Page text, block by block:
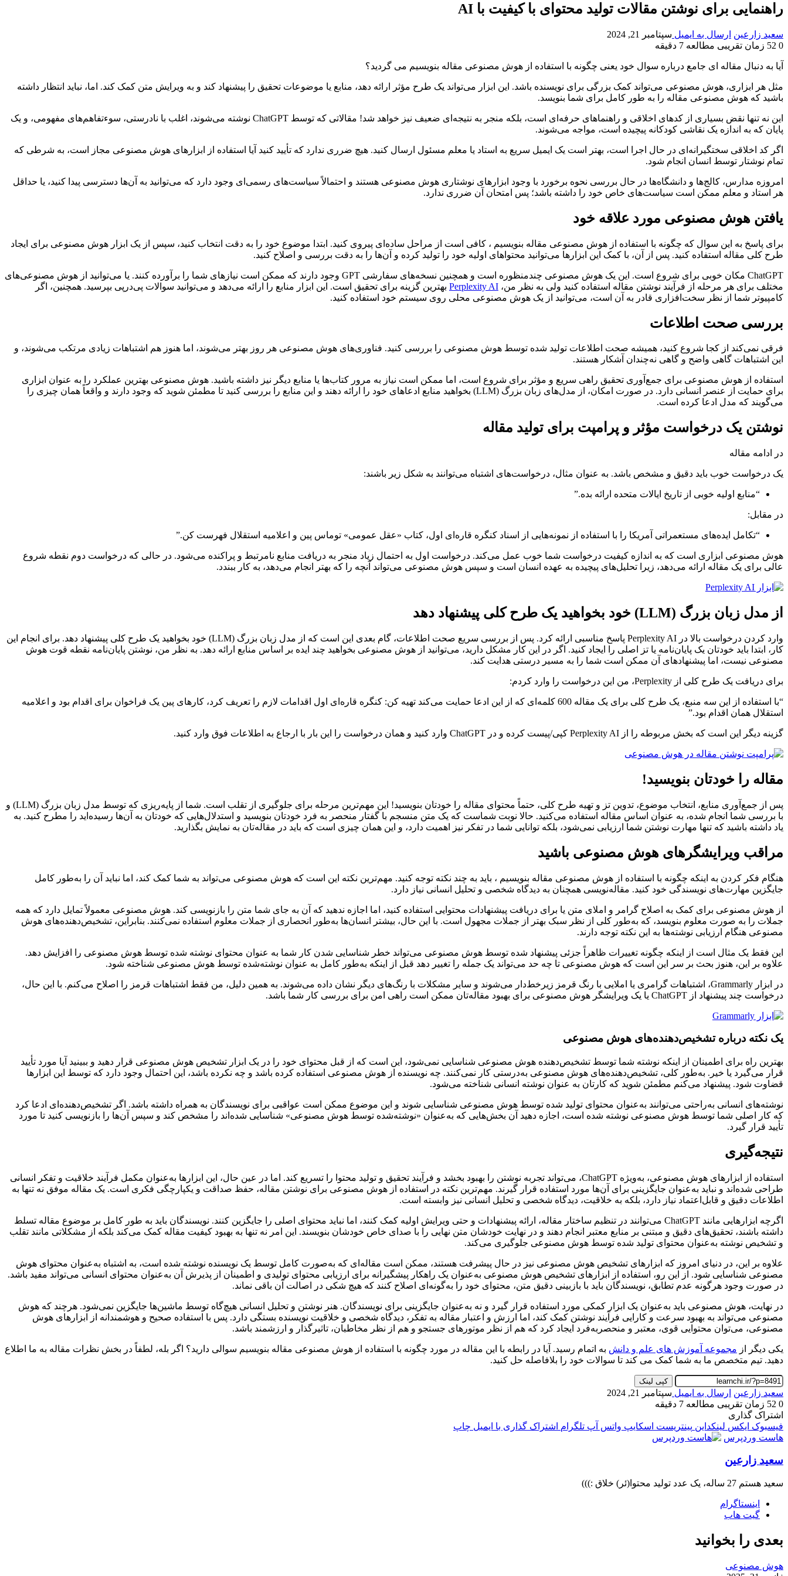
راهنمایی برای نوشتن مقالات تولید محتوای با کیفیت با AI
سعید زارعین ارسال به ایمیل سپتامبر 21, 2024
0
زمان تقریبی مطالعه 7 دقیقه
آیا به دنبال مقاله ای جامع درباره سوال خود یعنی چگونه با استفاده از هوش مصنوعی مقاله بنویسیم می گردید؟
مثل هر ابزاری، هوش مصنوعی می‌تواند کمک بزرگی برای نویسنده باشد. این ابزار می‌تواند یک طرح مؤثر ارائه دهد، منابع یا موضوعات تحقیق را پیشنهاد کند و به ویرایش متن کمک کند. اما، نباید انتظار داشته
باشید که هوش مصنوعی مقاله را به طور کامل برای شما بنویسد.
این نه تنها نقض بسیاری از کدهای اخلاقی و راهنماهای حرفه‌ای است، بلکه منجر به نتیجه‌ای ضعیف نیز خواهد شد! مقالاتی که توسط ChatGPT نوشته می‌شوند، اغلب با نادرستی‌، سوءتفاهم‌های مفهومی، و یک
پایان‌ که به اندازه یک نقاشی کودکانه پیچیده است، مواجه می‌شوند.
اگر کد اخلاقی سختگیرانه‌ای در حال اجرا است، بهتر است یک ایمیل سریع به استاد یا معلم مسئول ارسال کنید. هیچ ضرری ندارد که تأیید کنید آیا استفاده از ابزارهای هوش مصنوعی مجاز است، به شرطی که
تمام نوشتار توسط انسان انجام شود.
امروزه مدارس، کالج‌ها و دانشگاه‌ها در حال بررسی نحوه برخورد با وجود ابزارهای نوشتاری هوش مصنوعی هستند و احتمالاً سیاست‌های رسمی‌ای وجود دارد که می‌توانید به آن‌ها دسترسی پیدا کنید، یا حداقل
هر استاد و معلم ممکن است سیاست‌های خاص خود را داشته باشد؛ پس امتحان آن ضرری ندارد.
یافتن هوش مصنوعی مورد علاقه خود
برای پاسخ به این سوال که چگونه با استفاده از هوش مصنوعی مقاله بنویسیم ، کافی است از مراحل ساده‌ای پیروی کنید. ابتدا موضوع خود را به دقت انتخاب کنید، سپس از یک ابزار هوش مصنوعی برای ایجاد
طرح کلی مقاله استفاده کنید. پس از آن، با کمک این ابزارها می‌توانید محتواهای اولیه خود را تولید کرده و آن‌ها را به دقت بررسی و اصلاح کنید.
ChatGPT مکان خوبی برای شروع است. این یک هوش مصنوعی چندمنظوره است و همچنین نسخه‌های سفارشی GPT وجود دارند که ممکن است نیازهای شما را برآورده کنند. یا می‌توانید از هوش مصنوعی‌های
مختلف برای هر مرحله از فرآیند نوشتن مقاله استفاده کنید ولی به نظر من، Perplexity AI بهترین گزینه برای تحقیق است. این ابزار منابع را ارائه می‌دهد و می‌توانید سوالات پی‌درپی بپرسید. همچنین، اگر
کامپیوتر شما از نظر سخت‌افزاری قادر به آن است، می‌توانید از یک هوش مصنوعی محلی روی سیستم خود استفاده کنید.
بررسی صحت اطلاعات
فرقی نمی‌کند از کجا شروع کنید، همیشه صحت اطلاعات تولید شده توسط هوش مصنوعی را بررسی کنید. فناوری‌های هوش مصنوعی هر روز بهتر می‌شوند، اما هنوز هم اشتباهات زیادی مرتکب می‌شوند، و
این اشتباهات گاهی واضح و گاهی نه‌چندان آشکار هستند.
استفاده از هوش مصنوعی برای جمع‌آوری تحقیق راهی سریع و مؤثر برای شروع است، اما ممکن است نیاز به مرور کتاب‌ها یا منابع دیگر نیز داشته باشید. هوش مصنوعی بهترین عملکرد را به عنوان ابزاری
برای حمایت از عنصر انسانی دارد. در صورت امکان، از مدل‌های زبان بزرگ (LLM) بخواهید منابع ادعاهای خود را ارائه دهند و این منابع را بررسی کنید تا مطمئن شوید که وجود دارند و واقعاً همان چیزی را
می‌گویند که مدل ادعا کرده است.
نوشتن یک درخواست مؤثر و پرامپت برای تولید مقاله
در ادامه مقاله
یک درخواست خوب باید دقیق و مشخص باشد. به عنوان مثال، درخواست‌های اشتباه می‌توانند به شکل زیر باشند:
“منابع اولیه خوبی از تاریخ ایالات متحده ارائه بده.”
در مقابل:
“تکامل ایده‌های مستعمراتی آمریکا را با استفاده از نمونه‌هایی از اسناد کنگره قاره‌ای اول، کتاب «عقل عمومی» توماس پین و اعلامیه استقلال فهرست کن.”
هوش مصنوعی ابزاری است که به اندازه کیفیت درخواست شما خوب عمل می‌کند. درخواست اول به احتمال زیاد منجر به دریافت منابع نامرتبط و پراکنده می‌شود. در حالی که درخواست دوم نقطه شروع
عالی برای یک مقاله ارائه می‌دهد، زیرا تحلیل‌های پیچیده به عهده انسان است و سپس هوش مصنوعی می‌تواند آنچه را که بهتر انجام می‌دهد، به کار ببندد.
از مدل زبان بزرگ (LLM) خود بخواهید یک طرح کلی پیشنهاد دهد
وارد کردن درخواست بالا در Perplexity AI پاسخ مناسبی ارائه کرد. پس از بررسی سریع صحت اطلاعات، گام بعدی این است که از مدل زبان بزرگ (LLM) خود بخواهید یک طرح کلی پیشنهاد دهد. برای انجام این
کار، ابتدا باید خودتان یک پایان‌نامه یا تز اصلی را ایجاد کنید. اگر در این کار مشکل دارید، می‌توانید از هوش مصنوعی بخواهید چند ایده بر اساس منابع ارائه دهد. به نظر من، نوشتن پایان‌نامه نقطه قوت هوش
مصنوعی نیست، اما پیشنهادهای آن ممکن است شما را به مسیر درستی هدایت کند.
برای دریافت یک طرح کلی از Perplexity، من این درخواست را وارد کردم:
“با استفاده از این سه منبع، یک طرح کلی برای یک مقاله 600 کلمه‌ای که از این ادعا حمایت می‌کند تهیه کن: کنگره قاره‌ای اول اقدامات لازم را تعریف کرد، کارهای پین یک فراخوان برای اقدام بود و اعلامیه
استقلال همان اقدام بود.”
گزینه دیگر این است که بخش مربوطه را از Perplexity AI کپی/پیست کرده و در ChatGPT وارد کنید و همان درخواست را این بار با ارجاع به اطلاعات فوق وارد کنید.
مقاله را خودتان بنویسید!
پس از جمع‌آوری منابع، انتخاب موضوع، تدوین تز و تهیه طرح کلی، حتماً محتوای مقاله را خودتان بنویسید! این مهم‌ترین مرحله برای جلوگیری از تقلب است. شما از پایه‌ریزی که توسط مدل زبان بزرگ (LLM) و
با بررسی شما انجام شده، به عنوان اساس مقاله استفاده می‌کنید. حالا نوبت شماست که یک متن منسجم با گفتار منحصر به فرد خودتان بنویسید و استدلال‌هایی که خودتان به آن‌ها رسیده‌اید را مطرح کنید. به
یاد داشته باشید که تنها مهارت نوشتن شما ارزیابی نمی‌شود، بلکه توانایی شما در تفکر نیز اهمیت دارد، و این همان چیزی است که باید در مقاله‌تان به نمایش بگذارید.
مراقب ویرایشگرهای هوش مصنوعی باشید
هنگام فکر کردن به اینکه چگونه با استفاده از هوش مصنوعی مقاله بنویسیم ، باید به چند نکته توجه کنید. مهم‌ترین نکته این است که هوش مصنوعی می‌تواند به شما کمک کند، اما نباید آن را به‌طور کامل
جایگزین مهارت‌های نویسندگی خود کنید. مقاله‌نویسی همچنان به دیدگاه شخصی و تحلیل انسانی نیاز دارد.
از هوش مصنوعی برای کمک به اصلاح گرامر و املای متن یا برای دریافت پیشنهادات محتوایی استفاده کنید، اما اجازه ندهید که آن به جای شما متن را بازنویسی کند. هوش مصنوعی معمولاً تمایل دارد که همه
جملات را به صورت معلوم بنویسد، که به‌طور کلی از نظر سبک بهتر از جملات مجهول است. با این حال، بیشتر انسان‌ها به‌طور انحصاری از جملات معلوم استفاده نمی‌کنند. بنابراین، تشخیص‌دهنده‌های هوش
مصنوعی هنگام ارزیابی نوشته‌ها به این نکته توجه دارند.
این فقط یک مثال است از اینکه چگونه تغییرات ظاهراً جزئی پیشنهاد شده توسط هوش مصنوعی می‌تواند خطر شناسایی شدن کار شما به عنوان محتوای نوشته شده توسط هوش مصنوعی را افزایش دهد.
علاوه بر این، هنوز بحث بر سر این است که هوش مصنوعی تا چه حد می‌تواند یک جمله را تغییر دهد قبل از اینکه به‌طور کامل به عنوان نوشته‌شده توسط هوش مصنوعی شناخته شود.
در ابزار Grammarly، اشتباهات گرامری یا املایی با رنگ قرمز زیرخط‌دار می‌شوند و سایر مشکلات با رنگ‌های دیگر نشان داده می‌شوند. به همین دلیل، من فقط اشتباهات قرمز را اصلاح می‌کنم. با این حال،
درخواست چند پیشنهاد از ChatGPT یا یک ویرایشگر هوش مصنوعی برای بهبود مقاله‌تان ممکن است راهی امن برای بررسی کار شما باشد.
یک نکته درباره تشخیص‌دهنده‌های هوش مصنوعی
بهترین راه برای اطمینان از اینکه نوشته شما توسط تشخیص‌دهنده هوش مصنوعی شناسایی نمی‌شود، این است که از قبل محتوای خود را در یک ابزار تشخیص هوش مصنوعی قرار دهید و ببینید آیا مورد تأیید
قرار می‌گیرد یا خیر. به‌طور کلی، تشخیص‌دهنده‌های هوش مصنوعی به‌درستی کار نمی‌کنند. چه نویسنده از هوش مصنوعی استفاده کرده باشد و چه نکرده باشد، این احتمال وجود دارد که توسط این ابزارها
قضاوت شود. پیشنهاد می‌کنم مطمئن شوید که کارتان به عنوان نوشته انسانی شناخته می‌شود.
نوشته‌های انسانی به‌راحتی می‌توانند به‌عنوان محتوای تولید شده توسط هوش مصنوعی شناسایی شوند و این موضوع ممکن است عواقبی برای نویسندگان به همراه داشته باشد. اگر تشخیص‌دهنده‌ای ادعا کرد
که کار اصلی شما توسط هوش مصنوعی نوشته شده است، اجازه دهید آن بخش‌هایی که به‌عنوان «نوشته‌شده توسط هوش مصنوعی» شناسایی شده‌اند را مشخص کند و سپس آن‌ها را بازنویسی کنید تا مورد
تأیید قرار گیرد.
نتیجه‌گیری
استفاده از ابزارهای هوش مصنوعی، به‌ویژه ChatGPT، می‌تواند تجربه نوشتن را بهبود بخشد و فرآیند تحقیق و تولید محتوا را تسریع کند. اما در عین حال، این ابزارها به‌عنوان مکمل فرآیند خلاقیت و تفکر انسانی
طراحی شده‌اند و نباید به‌عنوان جایگزینی برای آن‌ها مورد استفاده قرار گیرند. مهم‌ترین نکته در استفاده از هوش مصنوعی برای نوشتن مقاله، حفظ صداقت و یکپارچگی فکری است. یک مقاله موفق نه تنها به
اطلاعات دقیق و قابل‌اعتماد نیاز دارد، بلکه به خلاقیت، دیدگاه شخصی و تحلیل انسانی نیز وابسته است.
اگرچه ابزارهایی مانند ChatGPT می‌توانند در تنظیم ساختار مقاله، ارائه پیشنهادات و حتی ویرایش اولیه کمک کنند، اما نباید محتوای اصلی را جایگزین کنند. نویسندگان باید به طور کامل بر موضوع مقاله تسلط
داشته باشند، تحقیق‌های دقیق و مبتنی بر منابع معتبر انجام دهند و در نهایت خودشان متن نهایی را با صدای خاص خودشان بنویسند. این امر نه تنها به بهبود کیفیت مقاله کمک می‌کند بلکه از مشکلاتی مانند تقلب
و تشخیص نوشته به‌عنوان محتوای تولید شده توسط هوش مصنوعی جلوگیری می‌کند.
علاوه بر این، در دنیای امروز که ابزارهای تشخیص هوش مصنوعی نیز در حال پیشرفت هستند، ممکن است مقاله‌ای که به‌صورت کامل توسط یک نویسنده نوشته شده است، به اشتباه به‌عنوان محتوای هوش
مصنوعی شناسایی شود. از این رو، استفاده از ابزارهای تشخیص هوش مصنوعی به‌عنوان یک راهکار پیشگیرانه برای ارزیابی محتوای تولیدی و اطمینان از پذیرش آن به‌عنوان محتوای انسانی می‌تواند مفید باشد.
در صورت وجود هرگونه عدم تطابق، نویسندگان باید با بازبینی دقیق متن، محتوای خود را به‌گونه‌ای اصلاح کنند که هیچ شکی در اصالت آن باقی نماند.
در نهایت، هوش مصنوعی باید به‌عنوان یک ابزار کمکی مورد استفاده قرار گیرد و نه به‌عنوان جایگزینی برای نویسندگان. هنر نوشتن و تحلیل انسانی هیچ‌گاه توسط ماشین‌ها جایگزین نمی‌شود. هرچند که هوش
مصنوعی می‌تواند به بهبود سرعت و کارایی فرآیند نوشتن کمک کند، اما ارزش و اعتبار مقاله به تفکر، دیدگاه شخصی و خلاقیت نویسنده بستگی دارد. پس با استفاده صحیح و هوشمندانه از ابزارهای هوش
مصنوعی، می‌توان محتوایی قوی، معتبر و منحصربه‌فرد ایجاد کرد که هم از نظر موتورهای جستجو و هم از نظر مخاطبان، تاثیرگذار و ارزشمند باشد.
یکی دیگر از مجموعه آموزش های علم و دانش به اتمام رسید. آیا در رابطه با این مقاله در مورد چگونه با استفاده از هوش مصنوعی مقاله بنویسیم سوالی دارید؟ اگر بله، لطفاً در بخش نظرات مقاله به ما اطلاع
دهید. تیم متخصص ما به شما کمک می کند تا سوالات خود را بلافاصله حل کنید.
کپی لینک
سعید زارعین ارسال به ایمیل سپتامبر 21, 2024
0
زمان تقریبی مطالعه 7 دقیقه
اشتراک گذاری
فیسبوک ایکس لینکداین پینتریست اسکایپ واتس آپ تلگرام اشتراک گذاری با ایمیل چاپ
هاست وردپرس
سعید زارعین
سعید هستم 27 ساله، یک عدد تولید محتوا(ئر) خلاق :)))
اینستاگرام
گیت ‌هاب
بعدی را بخوانید
هوش مصنوعی